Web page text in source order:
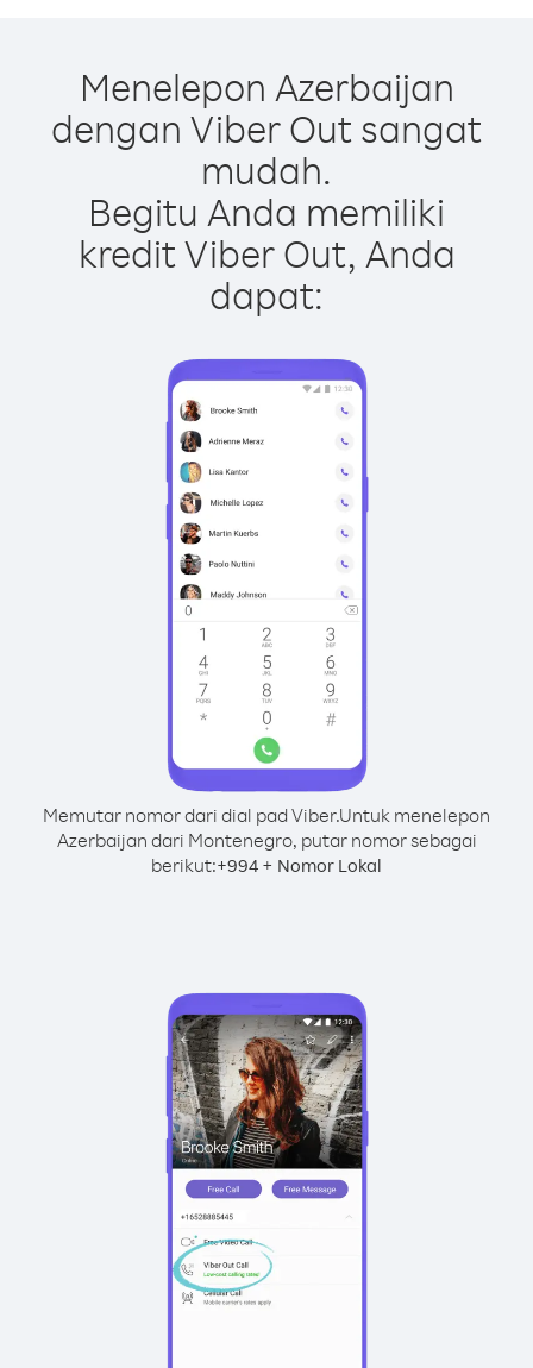
Menelepon Azerbaijan
dengan Viber Out sangat
mudah.
Begitu Anda memiliki
kredit Viber Out, Anda
dapat:
Memutar nomor dari dial pad Viber.Untuk menelepon
Azerbaijan dari Montenegro, putar nomor sebagai
berikut:+994 + Nomor Lokal